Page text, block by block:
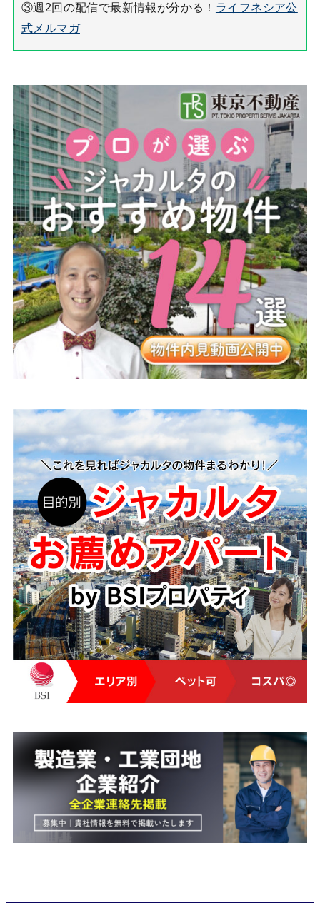
③週2回の配信で最新情報が分かる！ ライフネシア公
式メルマガ